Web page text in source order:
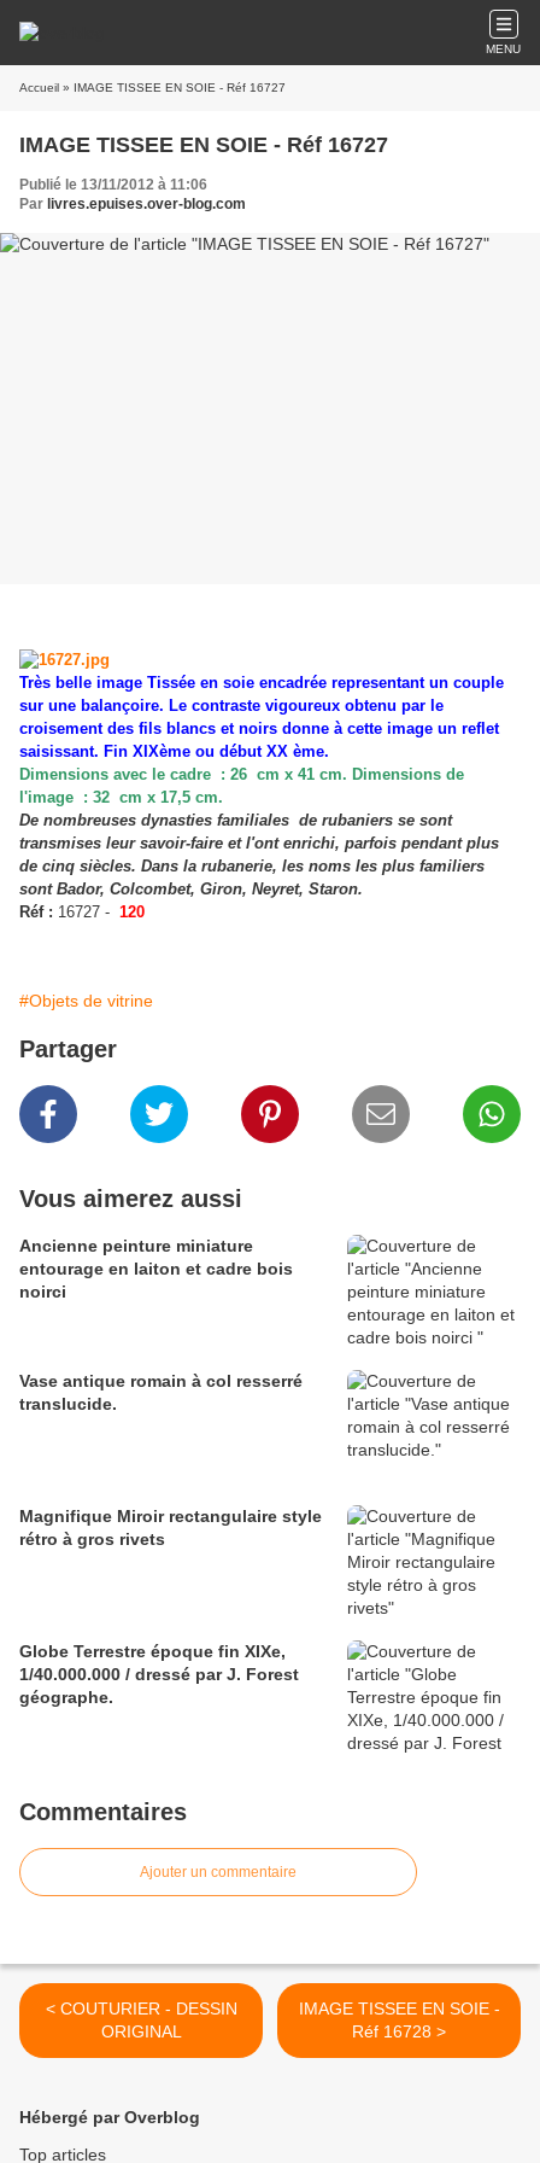
MENU
Accueil » IMAGE TISSEE EN SOIE - Réf 16727
IMAGE TISSEE EN SOIE - Réf 16727
Publié le 13/11/2012 à 11:06
Par livres.epuises.over-blog.com
Très belle image Tissée en soie encadrée representant un couple
sur une balançoire. Le contraste vigoureux obtenu par le
croisement des fils blancs et noirs donne à cette image un reflet
saisissant. Fin XIXème ou début XX ème.
Dimensions avec le cadre : 26 cm x 41 cm. Dimensions de
l'image : 32 cm x 17,5 cm.
De nombreuses dynasties familiales de rubaniers se sont
transmises leur savoir-faire et l'ont enrichi, parfois pendant plus
de cinq siècles. Dans la rubanerie, les noms les plus familiers
sont Bador, Colcombet, Giron, Neyret, Staron.
Réf : 16727 - 120
#Objets de vitrine
Partager
Vous aimerez aussi
Ancienne peinture miniature
entourage en laiton et cadre bois
noirci
Vase antique romain à col resserré
translucide.
Magnifique Miroir rectangulaire style
rétro à gros rivets
Globe Terrestre époque fin XIXe,
1/40.000.000 / dressé par J. Forest
géographe.
Commentaires
Ajouter un commentaire
< COUTURIER - DESSIN
ORIGINAL
IMAGE TISSEE EN SOIE -
Réf 16728 >
Hébergé par Overblog
Top articles